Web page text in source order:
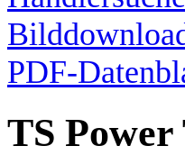
PDF-
TS Power